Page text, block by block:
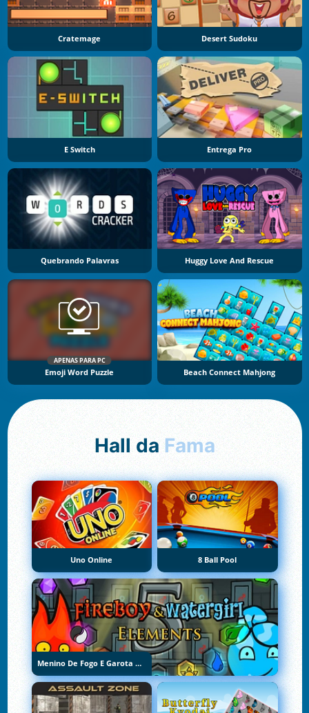
Cratemage Desert Sudoku
E Switch Entrega Pro
Quebrando Palavras Huggy Love And Rescue
APENAS PARA PC
Emoji Word Puzzle Beach Connect Mahjong
Hall da Fama
Uno Online 8 Ball Pool
Menino De Fogo E Garota De Água 5: Elementos